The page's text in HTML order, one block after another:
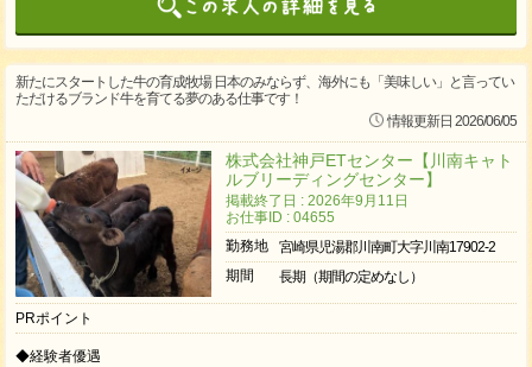
新たにスタートした牛の育成牧場 日本のみならず、海外にも「美味しい」と言ってい
ただけるブランド牛を育てる夢のある仕事です！
情報更新日 2026/06/05
株式会社神戸ETセンター【川南キャト
ルブリーディングセンター】
掲載終了日 : 2026年9月11日
お仕事ID : 04655
勤務地
宮崎県児湯郡川南町大字川南17902-2
期間
長期（期間の定めなし）
PRポイント
◆経験者優遇